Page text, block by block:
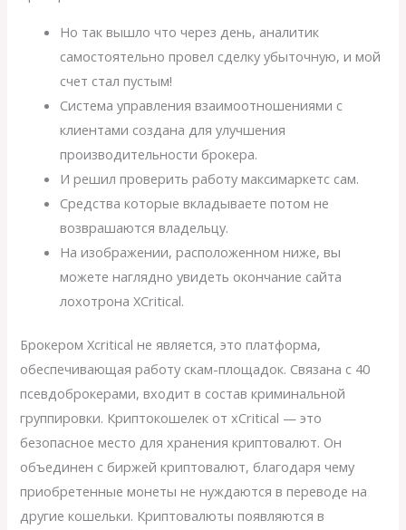
Но так вышло что через день, аналитик
самостоятельно провел сделку убыточную, и мой
счет стал пустым!
Система управления взаимоотношениями с
клиентами создана для улучшения
производительности брокера.
И решил проверить работу максимаркетс сам.
Средства которые вкладываете потом не
возврашаются владельцу.
На изображении, расположенном ниже, вы
можете наглядно увидеть окончание сайта
лохотрона XCritical.
Брокером Xcritical не является, это платформа,
обеспечивающая работу скам-площадок. Связана с 40
псевдоброкерами, входит в состав криминальной
группировки. Криптокошелек от xCritical — это
безопасное место для хранения криптовалют. Он
объединен с биржей криптовалют, благодаря чему
приобретенные монеты не нуждаются в переводе на
другие кошельки. Криптовалюты появляются в